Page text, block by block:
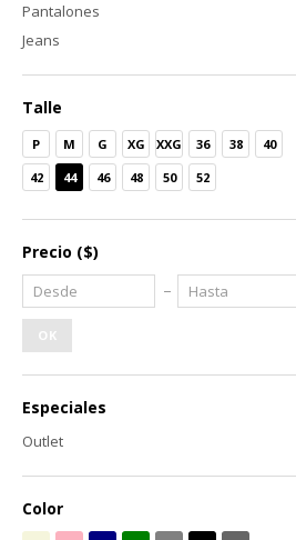
Pantalones
Jeans
Talle
P M G XG XXG 36 38
40
42
44 46 48 50 52
Precio ($)
OK
Especiales
Outlet
Color